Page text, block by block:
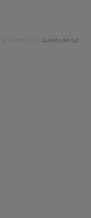
> Guants > Guants de tul